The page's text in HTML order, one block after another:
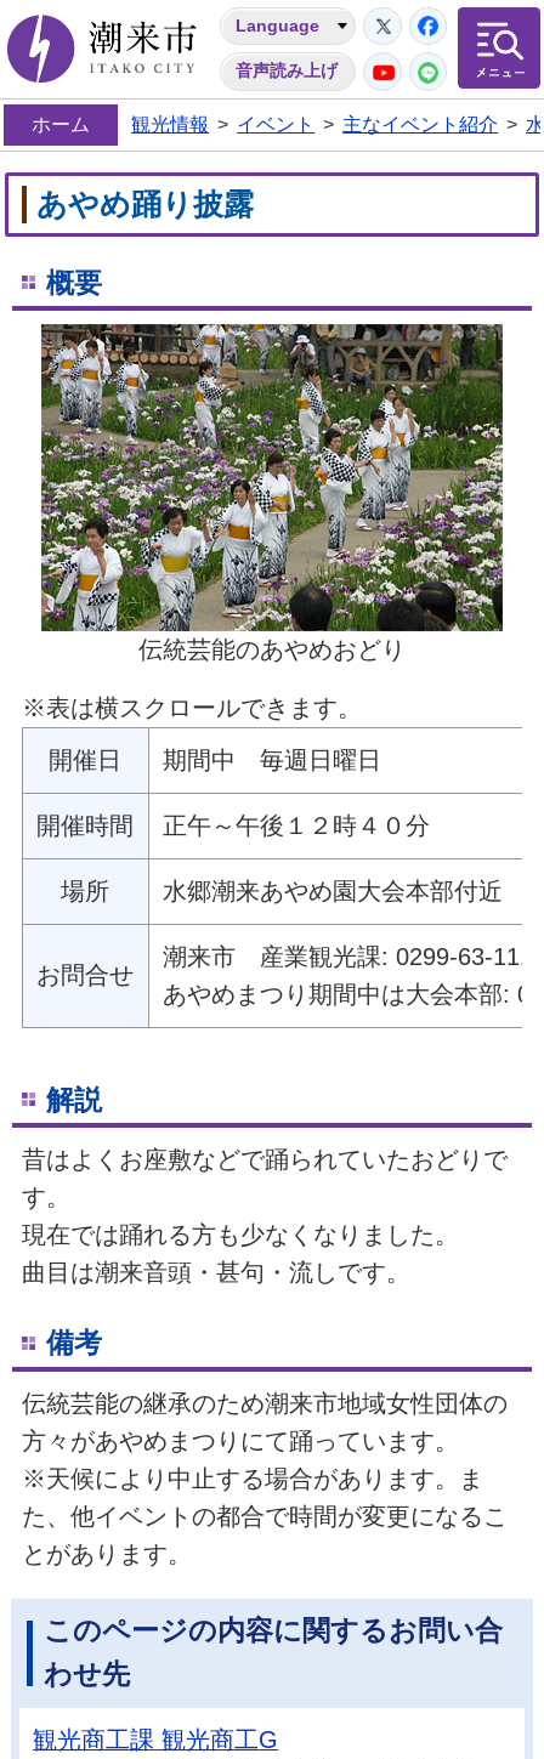
潮来市
Language
音声読み上げ
Twitter
YouTube
LINE
ホーム 観光情報 > イベント > 主なイベント紹介 >
あやめ踊り披露
概要
伝統芸能のあやめおどり
※表は横スクロールできます。
開催日
期間中 毎週日曜日
開催時間 正午～午後１２時４０分
場所 水郷潮来あやめ園大会本部付近
お問合せ
潮来市 産業観光課: 0299-63-
あやめまつり期間中は大会本部:
解説
昔はよくお座敷などで踊られていたおどりで
す。
現在では踊れる方も少なくなりました。
曲目は潮来音頭・甚句・流しです。
備考
伝統芸能の継承のため潮来市地域女性団体の
方々があやめまつりにて踊っています。
※天候により中止する場合があります。ま
た、他イベントの都合で時間が変更になるこ
とがあります。
このページの内容に関するお問い合
わせ先
観光商工課 観光商工G